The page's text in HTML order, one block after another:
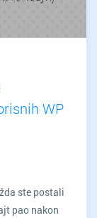
WP
ste postali
pao nakon